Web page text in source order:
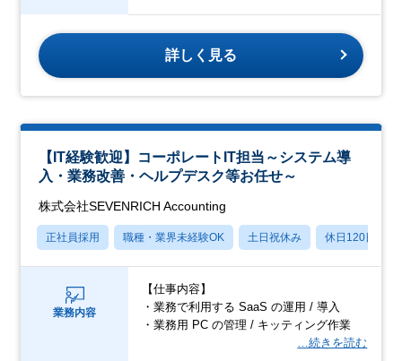
詳しく見る
【IT経験歓迎】コーポレートIT担当～システム導
入・業務改善・ヘルプデスク等お任せ～
株式会社SEVENRICH Accounting
正社員採用 職種・業界未経験OK 土日祝休み 休日120日以上
業務内容
【仕事内容】
・業務で利用する SaaS の運用 / 導入
・業務用 PC の管理 / キッティング作業
…続きを読む